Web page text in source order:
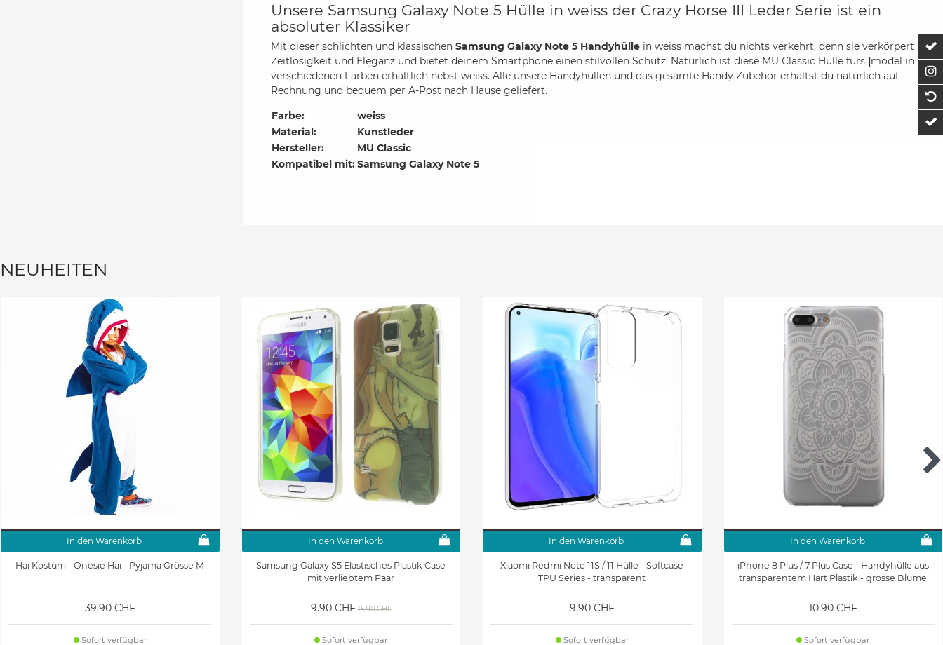
Unsere Samsung Galaxy Note 5 Hülle in weiss der Crazy Horse III Leder Serie ist ein
absoluter Klassiker
Mit dieser schlichten und klassischen Samsung Galaxy Note 5 Handyhülle in weiss machst du nichts verkehrt, denn sie verkörpert
Zeitlosigkeit und Eleganz und bietet deinem Smartphone einen stilvollen Schutz. Natürlich ist diese MU Classic Hülle fürs |model in
verschiedenen Farben erhältlich nebst weiss. Alle unsere Handyhüllen und das gesamte Handy Zubehör erhältst du natürlich auf
Rechnung und bequem per A-Post nach Hause geliefert.
Farbe:
weiss
Material:
Kunstleder
Hersteller:
MU Classic
Kompatibel mit:Samsung Galaxy Note 5
NEUHEITEN
In den Warenkorb
Hai Kostüm - Onesie Hai - Pyjama Grösse M
39.90 CHF
Sofort verfügbar
In den Warenkorb
Samsung Galaxy S5 Elastisches Plastik Case
mit verliebtem Paar
9.90 CHF 15.90 CHF
Sofort verfügbar
In den Warenkorb
Xiaomi Redmi Note 11S / 11 Hülle - Softcase
TPU Series - transparent
9.90 CHF
Sofort verfügbar
In den Warenkorb
iPhone 8 Plus / 7 Plus Case - Handyhülle aus
transparentem Hart Plastik - grosse Blume
10.90 CHF
Sofort verfügbar